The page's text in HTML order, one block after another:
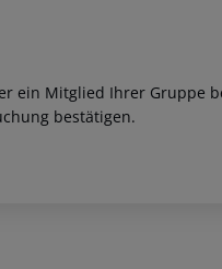
ein Mitglied Ihrer Gruppe
bestätigen.